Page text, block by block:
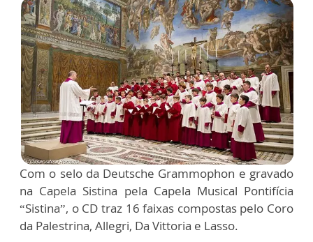
Com o selo da Deutsche Grammophon e gravado
na Capela Sistina pela Capela Musical Pontifícia
“Sistina”, o CD traz 16 faixas compostas pelo Coro
da Palestrina, Allegri, Da Vittoria e Lasso.